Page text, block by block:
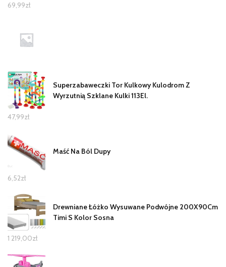
69,99zł
Superzabaweczki Tor Kulkowy Kulodrom Z
Wyrzutnią Szklane Kulki 113El.
47,99zł
Maść Na Ból Dupy
6,52zł
Drewniane Łóżko Wysuwane Podwójne 200X90Cm
Timi S Kolor Sosna
1 219,00zł